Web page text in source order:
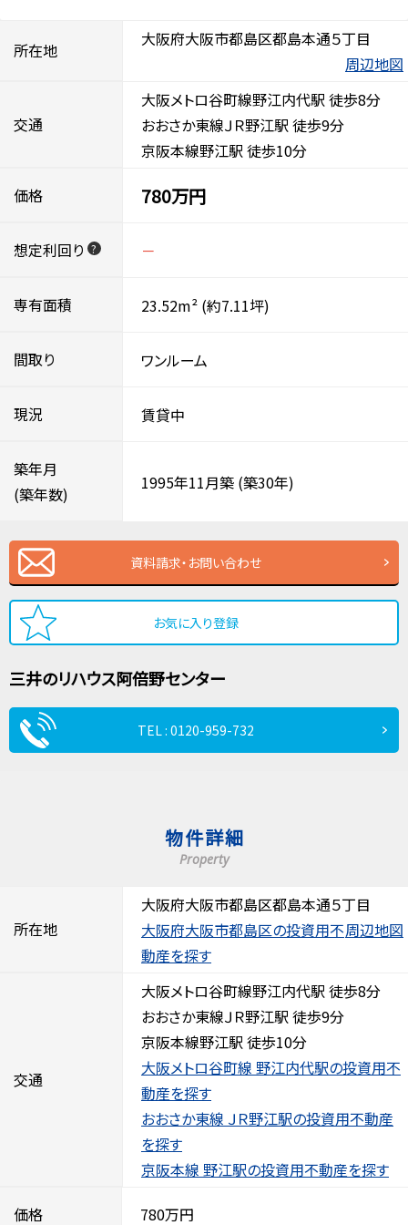
所在地
大阪府大阪市都島区都島本通５丁目
周辺地図
交通
大阪メトロ谷町線野江内代駅 徒歩8分
おおさか東線ＪＲ野江駅 徒歩9分
京阪本線野江駅 徒歩10分
価格 780万円
想定利回り ? －
専有面積 23.52m² (約7.11坪)
間取り ワンルーム
現況 賃貸中
築年月
(築年数)
1995年11月築 (築30年)
資料請求・お問い合わせ
お気に入り登録
三井のリハウス阿倍野センター
TEL : 0120-959-732
物件詳細
Property
所在地
大阪府大阪市都島区都島本通５丁目
周辺地図
大阪府大阪市都島区の投資用不
動産を探す
交通
大阪メトロ谷町線野江内代駅 徒歩8分
おおさか東線ＪＲ野江駅 徒歩9分
京阪本線野江駅 徒歩10分
大阪メトロ谷町線 野江内代駅の投資用不
動産を探す
おおさか東線 ＪＲ野江駅の投資用不動産
を探す
京阪本線 野江駅の投資用不動産を探す
価格 780万円